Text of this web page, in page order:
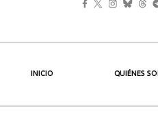
INICIO QUIÉNES